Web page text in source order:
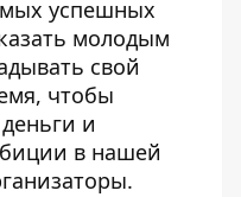
успешных
молодым
свой
чтобы
и
в нашей